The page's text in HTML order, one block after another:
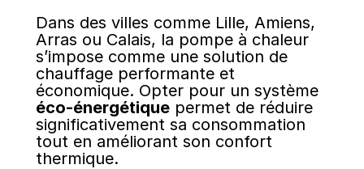
Dans des villes comme Lille, Amiens,
Arras ou Calais, la pompe à chaleur
s’impose comme une solution de
chauffage performante et
économique. Opter pour un système
éco-énergétique permet de réduire
significativement sa consommation
tout en améliorant son confort
thermique.